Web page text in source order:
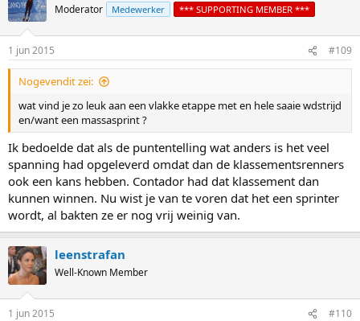
Moderator Medewerker *** SUPPORTING MEMBER ***
1 jun 2015 #109
Nogevendit zei:
wat vind je zo leuk aan een vlakke etappe met en hele saaie wdstrijd
en/want een massasprint ?
Ik bedoelde dat als de puntentelling wat anders is het veel
spanning had opgeleverd omdat dan de klassementsrenners
ook een kans hebben. Contador had dat klassement dan
kunnen winnen. Nu wist je van te voren dat het een sprinter
wordt, al bakten ze er nog vrij weinig van.
leenstrafan
Well-Known Member
1 jun 2015 #110